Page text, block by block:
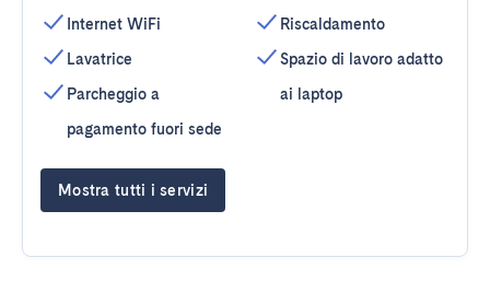
Internet WiFi
Lavatrice
Parcheggio a
pagamento fuori sede
Riscaldamento
Spazio di lavoro adatto
ai laptop
Mostra tutti i servizi